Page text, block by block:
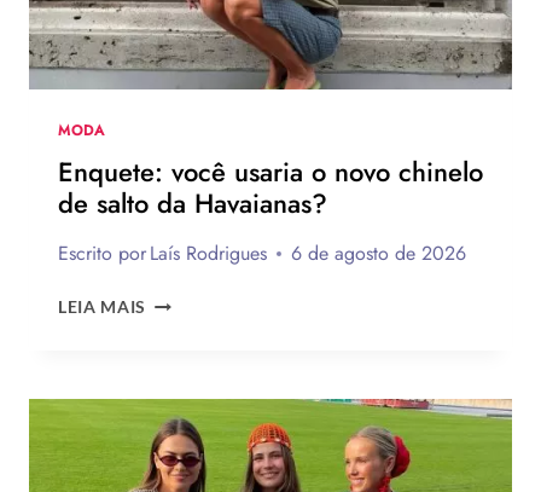
MODA
Enquete: você usaria o novo chinelo
de salto da Havaianas?
Escrito porLaís Rodrigues 6 de agosto de 2026
LEIA MAIS ENQUETE:
NOVO
CHINELO
DE
SALTO